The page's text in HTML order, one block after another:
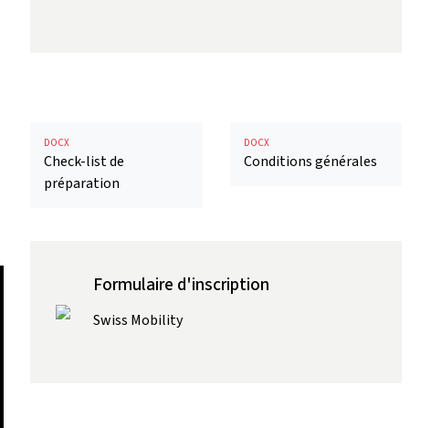
DOCX
Check-list de
préparation
DOCX
Conditions générales
Formulaire d'inscription
Swiss Mobility